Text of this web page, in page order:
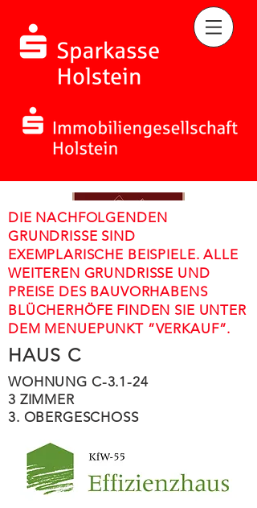
DIE NACHFOLGENDEN
GRUNDRISSE SIND
EXEMPLARISCHE BEISPIELE. ALLE
WEITEREN GRUNDRISSE UND
PREISE DES BAUVORHABENS
BLÜCHERHÖFE FINDEN SIE UNTER
DEM MENUEPUNKT ”VERKAUF”.
HAUS C
WOHNUNG C-3.1-24
3 ZIMMER
3. OBERGESCHOSS